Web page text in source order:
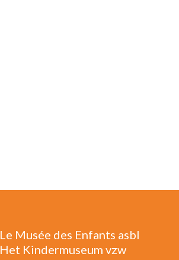
Le Musée des Enfants asbl
Het Kindermuseum vzw